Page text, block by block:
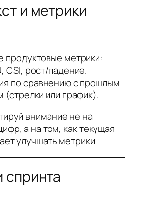
и метрики
продуктовые метрики:
CSI, рост/падение.
по сравнению с прошлым
(стрелки или график).
внимание не на
а на том, как текущая
улучшать метрики.
спринта